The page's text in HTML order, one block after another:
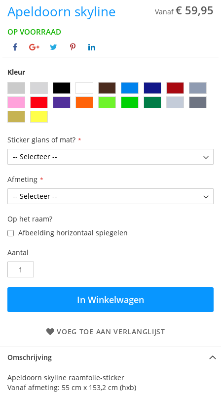
Apeldoorn skyline Vanaf € 59,95
OP VOORRAAD
Kleur
Sticker glans of mat?
Afmeting
Op het raam?
Afbeelding horizontaal spiegelen
Aantal
In Winkelwagen
VOEG TOE AAN VERLANGLIJST
Omschrijving
Apeldoorn skyline raamfolie-sticker
Vanaf afmeting: 55 cm x 153,2 cm (hxb)